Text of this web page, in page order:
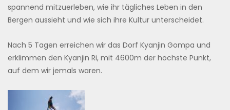
spannend mitzuerleben, wie ihr tägliches Leben in den
Bergen aussieht und wie sich ihre Kultur unterscheidet.
Nach 5 Tagen erreichen wir das Dorf Kyanjin Gompa und
erklimmen den Kyanjin Ri, mit 4600m der höchste Punkt,
auf dem wir jemals waren.